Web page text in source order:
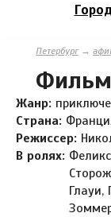
Петербург→
Фильм
Жанр:
Страна:
Режиссер:
В ролях: